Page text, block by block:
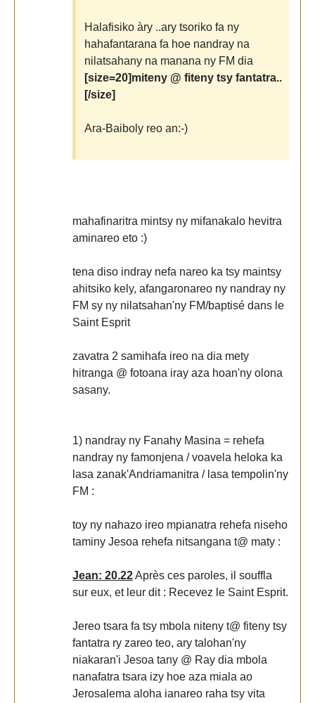
Halafisiko àry ..ary tsoriko fa ny
hahafantarana fa hoe nandray na
nilatsahany na manana ny FM dia
[size=20]miteny @ fiteny tsy fantatra..
[/size]
Ara-Baiboly reo an:-)
mahafinaritra mintsy ny mifanakalo hevitra
aminareo eto :)
tena diso indray nefa nareo ka tsy maintsy
ahitsiko kely, afangaronareo ny nandray ny
FM sy ny nilatsahan'ny FM/baptisé dans le
Saint Esprit
zavatra 2 samihafa ireo na dia mety
hitranga @ fotoana iray aza hoan'ny olona
sasany.
1) nandray ny Fanahy Masina = rehefa
nandray ny famonjena / voavela heloka ka
lasa zanak'Andriamanitra / lasa tempolin'ny
FM :
toy ny nahazo ireo mpianatra rehefa niseho
taminy Jesoa rehefa nitsangana t@ maty :
Jean: 20.22Après ces paroles, il souffla
sur eux, et leur dit : Recevez le Saint Esprit.
Jereo tsara fa tsy mbola niteny t@ fiteny tsy
fantatra ry zareo teo, ary talohan'ny
niakaran'i Jesoa tany @ Ray dia mbola
nanafatra tsara izy hoe aza miala ao
Jerosalema aloha ianareo raha tsy vita